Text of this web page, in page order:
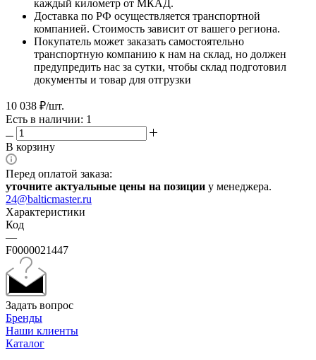
каждый километр от МКАД.
Доставка по РФ осуществляется транспортной
компанией. Стоимость зависит от вашего региона.
Покупатель может заказать самостоятельно
транспортную компанию к нам на склад, но должен
предупредить нас за сутки, чтобы склад подготовил
документы и товар для отгрузки
10 038 ₽/шт.
Есть в наличии: 1
В корзину
Перед оплатой заказа:
уточните актуальные цены на позиции у менеджера.
24@balticmaster.ru
Характеристики
Код
—
F0000021447
Задать вопрос
Бренды
Наши клиенты
Каталог